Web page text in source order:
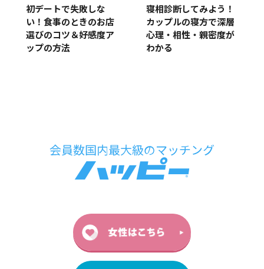
初デートで失敗しな
い！食事のときのお店
選びのコツ＆好感度ア
ップの方法
寝相診断してみよう！
カップルの寝方で深層
心理・相性・親密度が
わかる